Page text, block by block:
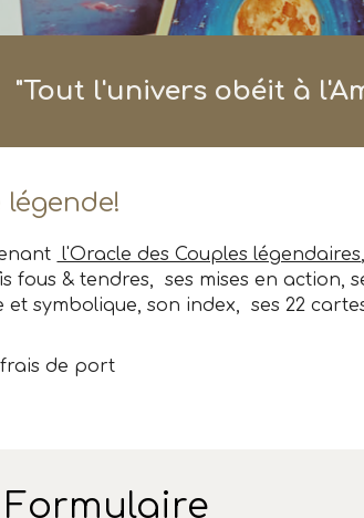
"Tout l'univers obéit à
l'Oracle des Couples légendaires
fous & tendres, ses mises en action,
symbolique, son index, ses 22
de port